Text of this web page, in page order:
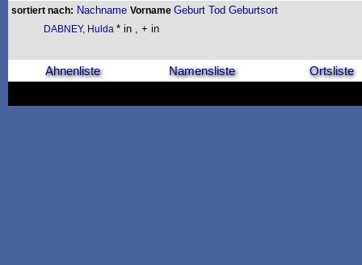
sortiert nach: Nachname Vorname Geburt Tod Geburtsort
DABNEY, Hulda * in , + in
Ahnenliste Namensliste Ortsliste